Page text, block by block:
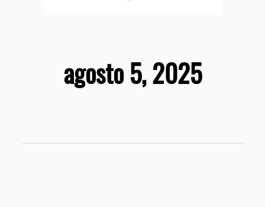
agosto 5, 2025